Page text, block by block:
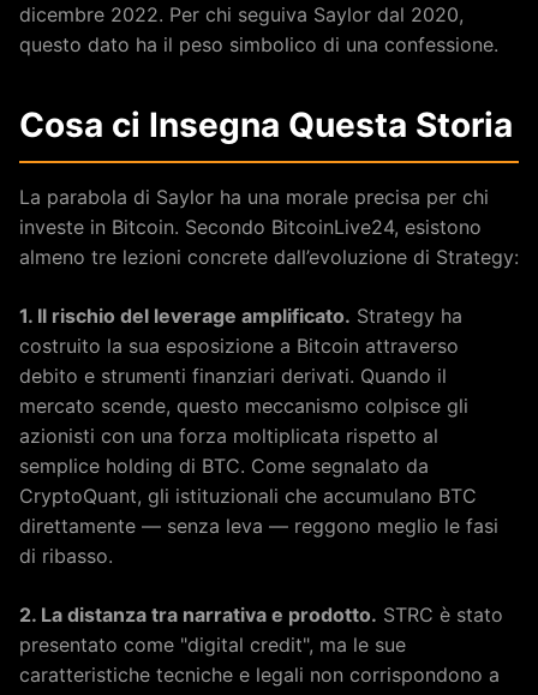
dicembre 2022. Per chi seguiva Saylor dal 2020,
questo dato ha il peso simbolico di una confessione.
Cosa ci Insegna Questa Storia
La parabola di Saylor ha una morale precisa per chi
investe in Bitcoin. Secondo BitcoinLive24, esistono
almeno tre lezioni concrete dall’evoluzione di Strategy:
1. Il rischio del leverage amplificato. Strategy ha
costruito la sua esposizione a Bitcoin attraverso
debito e strumenti finanziari derivati. Quando il
mercato scende, questo meccanismo colpisce gli
azionisti con una forza moltiplicata rispetto al
semplice holding di BTC. Come segnalato da
CryptoQuant, gli istituzionali che accumulano BTC
direttamente — senza leva — reggono meglio le fasi
di ribasso.
2. La distanza tra narrativa e prodotto. STRC è stato
presentato come "digital credit", ma le sue
caratteristiche tecniche e legali non corrispondono a